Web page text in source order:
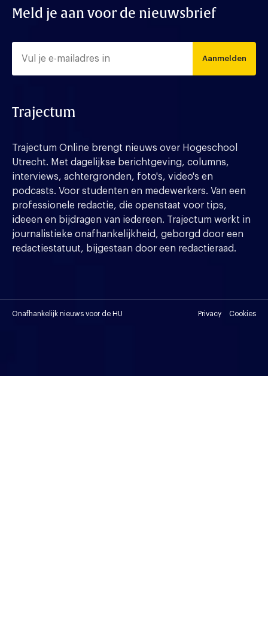
Meld je aan voor de nieuwsbrief
Aanmelden
Trajectum
Trajectum Online brengt nieuws over Hogeschool
Utrecht. Met dagelijkse berichtgeving, columns,
interviews, achtergronden, foto's, video's en
podcasts. Voor studenten en medewerkers. Van een
professionele redactie, die openstaat voor tips,
ideeen en bijdragen van iedereen. Trajectum werkt in
journalistieke onafhankelijkheid, geborgd door een
redactiestatuut, bijgestaan door een redactieraad.
Onafhankelijk nieuws voor de HU Privacy Cookies